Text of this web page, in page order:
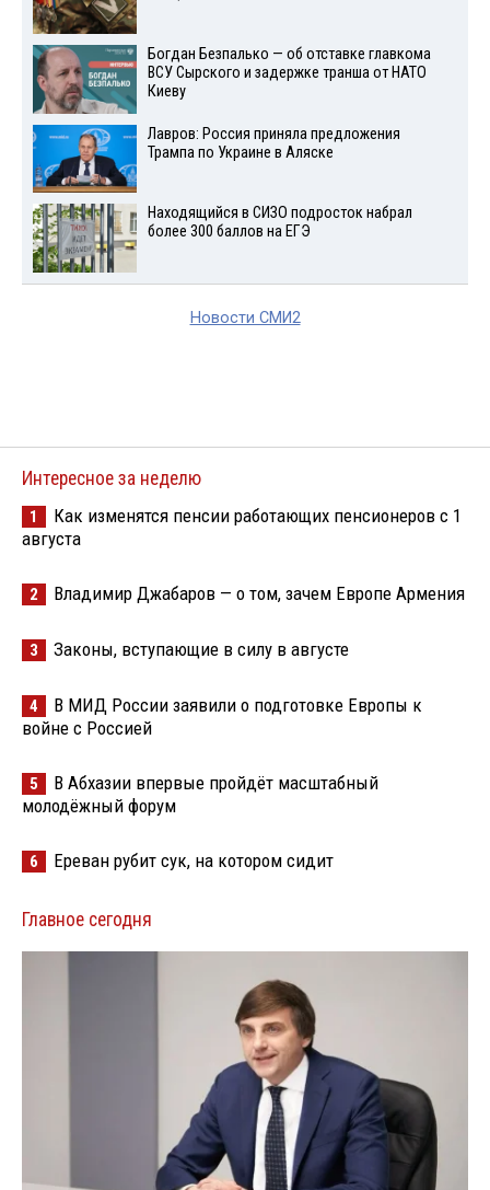
Богдан Безпалько — об отставке главкома
ВСУ Сырского и задержке транша от НАТО
Киеву
Лавров: Россия приняла предложения
Трампа по Украине в Аляске
Находящийся в СИЗО подросток набрал
более 300 баллов на ЕГЭ
Новости СМИ2
Интересное за неделю
1
Как изменятся пенсии работающих пенсионеров с 1
августа
2 Владимир Джабаров — о том, зачем Европе Армения
3 Законы, вступающие в силу в августе
4
В МИД России заявили о подготовке Европы к
войне с Россией
5
В Абхазии впервые пройдёт масштабный
молодёжный форум
6 Ереван рубит сук, на котором сидит
Главное сегодня